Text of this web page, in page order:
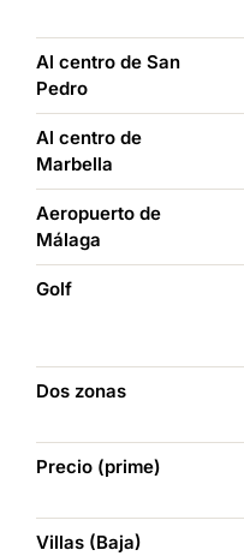
Al centro de San
Pedro
Al centro de
Marbella
Aeropuerto de
Málaga
Golf
Dos zonas
Precio (prime)
Villas (Baja)